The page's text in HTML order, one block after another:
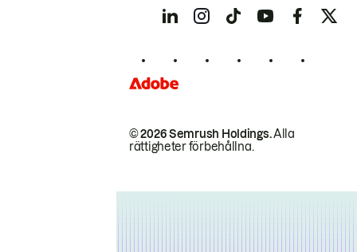
© 2026 Semrush Holdings.Alla
rättigheter förbehållna.